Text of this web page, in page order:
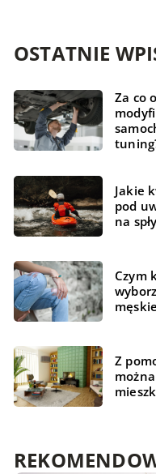
OSTATNIE
Za co
Jakie
pod
na
Czym
Z